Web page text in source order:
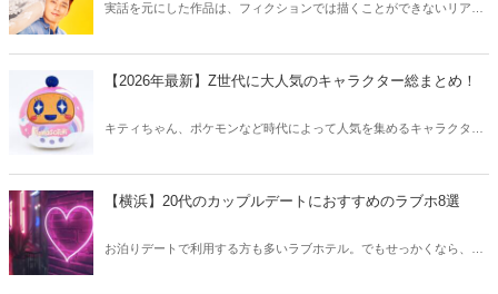
実話を元にした作品は、フィクションでは描くことができないリアル
【2026年最新】Z世代に大人気のキャラクター総まとめ！
キティちゃん、ポケモンなど時代によって人気を集めるキャラクター
クしてみましょう。
【横浜】20代のカップルデートにおすすめのラブホ8選
お泊りデートで利用する方も多いラブホテル。でもせっかくなら、キ